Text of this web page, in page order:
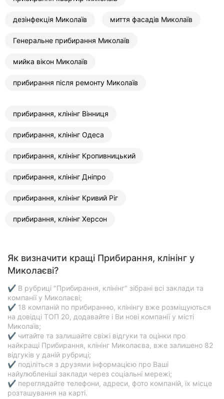
дезінфекція Миколаїв миття фасадів Миколаїв
Генеральне прибирання Миколаїв
мийка вікон Миколаїв
прибирання після ремонту Миколаїв
прибирання, клінінг Вінниця
прибирання, клінінг Одеса
прибирання, клінінг Кропивницький
прибирання, клінінг Дніпро
прибирання, клінінг Кривий Ріг
прибирання, клінінг Херсон
Як визначити кращі Прибирання, клінінг у
Миколаєві?
✔ В рубриці "Прибирання, клінінг" зібрані всі заклади та
компанії у Миколаєві;
✔ 18 компаній по прибиранню, клінінгу вже розміщуються
на довідці ТОП 20, додавайте і Ви нові компанії у місті
Миколаїв;
✔ читайте та залишайте свіжі відгуки та оцінки про
найкращі Прибирання, клінінг Миколаєва, вже залишено 82
відгуків у даній рубриці;
✔ поділіться з друзями інформацією про Ваші
найулюбленіші заклади через соціальні мережі;
✔ переглядайте телефони, адреси, фото компаній, їх місце
розташування на карті.